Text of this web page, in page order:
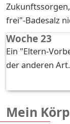
frei"-Badesalz
Woche 23
Ein "Eltern-
der anderen
Mein